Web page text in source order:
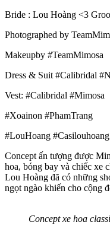
Bride : Lou Hoàng <3
Photographed by
Makeupby #TeamMimosa
Dress & Suit #Calibridal
Vest: #Calibridal #Mimosa
#Xoainon #PhamTrang
#LouHoang #Casilouhoang
Concept ấn tượng được
hoa, bóng bay và chiếc xe
Lou Hoàng đã có những
ngọt ngào khiến cho cộng
Concept xe hoa